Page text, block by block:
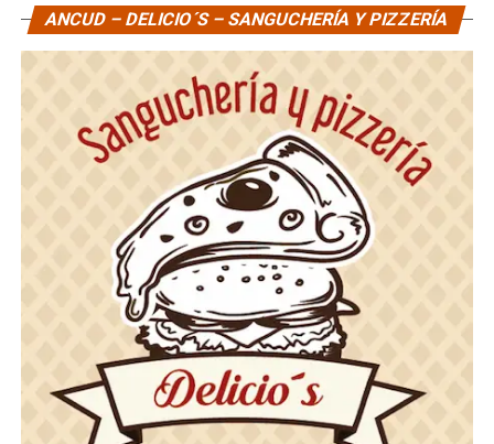
ANCUD – DELICIO´S – SANGUCHERÍA Y PIZZERÍA